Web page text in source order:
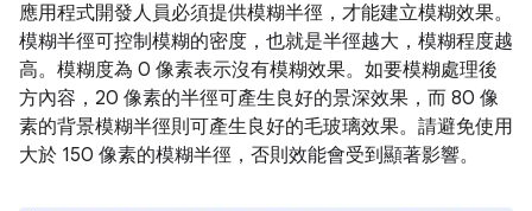
應用程式開發人員必須提供模糊半徑，才能建立模糊效果。
模糊半徑可控制模糊的密度，也就是半徑越大，模糊程度越
高。模糊度為 0 像素表示沒有模糊效果。如要模糊處理後
方內容，20 像素的半徑可產生良好的景深效果，而 80 像
素的背景模糊半徑則可產生良好的毛玻璃效果。請避免使用
大於 150 像素的模糊半徑，否則效能會受到顯著影響。